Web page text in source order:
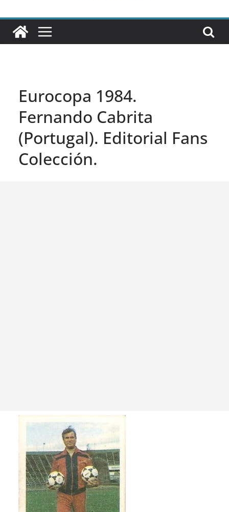
Eurocopa 1984.
Fernando Cabrita
(Portugal). Editorial Fans
Colección.